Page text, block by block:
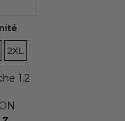
TAILLES
2XL
1.2